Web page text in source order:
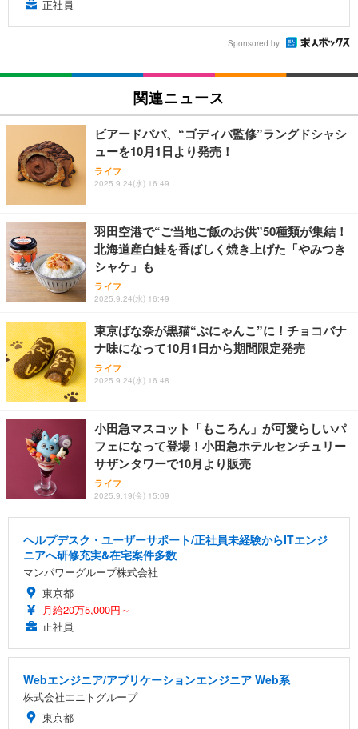
正社員
Sponsored by
関連ニュース
ビアードパパ、“ゴディバ監修”ラングドシャシ
ューを10月1日より発売！
ライフ
2025.9.24(水) 16:49
羽田空港で“ご当地ご飯のお供”50種類が集結！
北海道産白鮭を香ばしく焼き上げた「やみつき
シャケ」も
ライフ
2025.9.24(水) 16:49
東京ばな奈が黒猫“ぶにゃんこ”に！チョコバナ
ナ味になって10月1日から期間限定発売
ライフ
2025.9.24(水) 16:48
小田急マスコット「もころん」が可愛らしいパ
フェになって登場！小田急ホテルセンチュリー
サザンタワーで10月より販売
ライフ
2025.9.19(金) 15:09
ヘルプデスク・ユーザーサポート/正社員未経験からITエンジ
ニアへ研修充実&在宅案件多数
マンパワーグループ株式会社
東京都
月給20万5,000円～
正社員
Webエンジニア/アプリケーションエンジニア Web系
株式会社エニトグループ
東京都